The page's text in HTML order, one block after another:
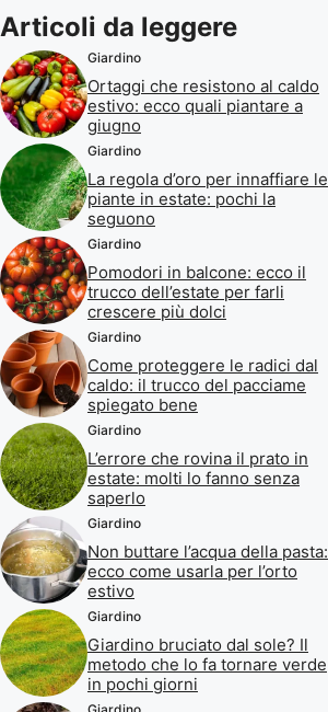
Articoli da leggere
Giardino
Ortaggi che resistono al caldo
estivo: ecco quali piantare a
giugno
Giardino
La regola d’oro per innaffiare le
piante in estate: pochi la
seguono
Giardino
Pomodori in balcone: ecco il
trucco dell’estate per farli
crescere più dolci
Giardino
Come proteggere le radici dal
caldo: il trucco del pacciame
spiegato bene
Giardino
L’errore che rovina il prato in
estate: molti lo fanno senza
saperlo
Giardino
Non buttare l’acqua della pasta:
ecco come usarla per l’orto
estivo
Giardino
Giardino bruciato dal sole? Il
metodo che lo fa tornare verde
in pochi giorni